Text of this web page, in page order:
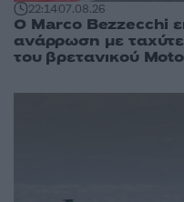
22:1407.08.26
Ο Marco Bezzecchi
ανάρρωση με
του βρετανικού